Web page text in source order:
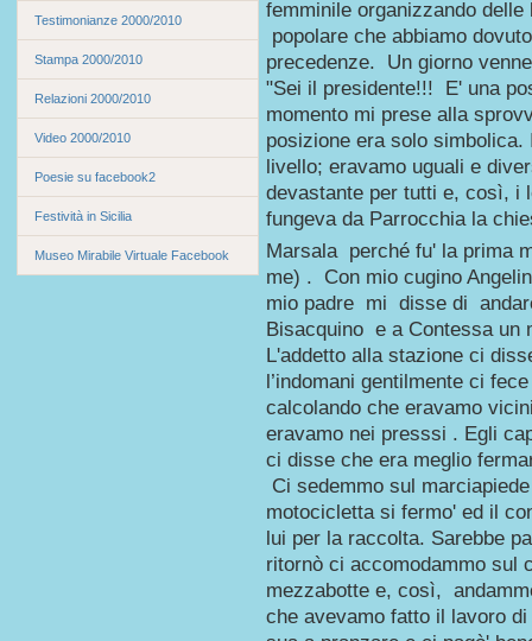
Testimonianze 2000/2010
Stampa 2000/2010
Relazioni 2000/2010
Video 2000/2010
Poesie su facebook2
Festività in Sicilia
Museo Mirabile Virtuale Facebook
femminile organizzando
popolare che abbiamo
precedenze. Un giorno
"Sei il presidente!!! E' una
momento mi prese alla
posizione era solo
livello; eravamo uguali e
devastante per tutti e, così, i
fungeva da Parrocchia la
Marsala perché fu' la prima
me) . Con mio cugino
mio padre mi disse di
Bisacquino e a Contessa un
L'addetto alla stazione ci
l’indomani gentilmente ci
calcolando che eravamo
eravamo nei presssi . Egli
ci disse che era meglio
Ci sedemmo sul
motocicletta si fermo' ed il
lui per la raccolta. Sarebbe
ritornò ci accomodammo sul
mezzabotte e, così,
che avevamo fatto il lavoro